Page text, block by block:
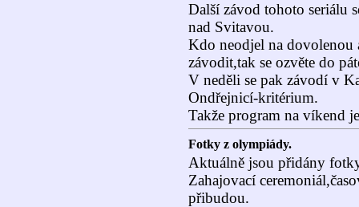
Další závod tohoto seriálu
nad Svitavou.
Kdo neodjel na dovolenou
závodit,tak se ozvěte do
V neděli se pak závodí v
Ondřejnicí-kritérium.
Takže program na víkend
Fotky z olympiády.
Aktuálně jsou přidány
Zahajovací
přibudou.